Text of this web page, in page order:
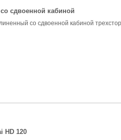
сдвоенной кабиной
со сдвоенной кабиной
HD 120